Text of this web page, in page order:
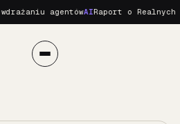
agentówAIRaport o Realnych